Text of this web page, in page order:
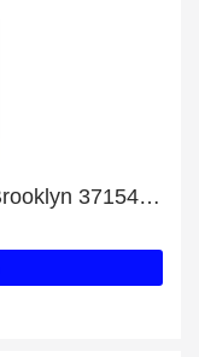
Kaufen Sie Habufa Sideboard Brooklyn 37154 und erhalten Sie jetzt 41% Rabatt